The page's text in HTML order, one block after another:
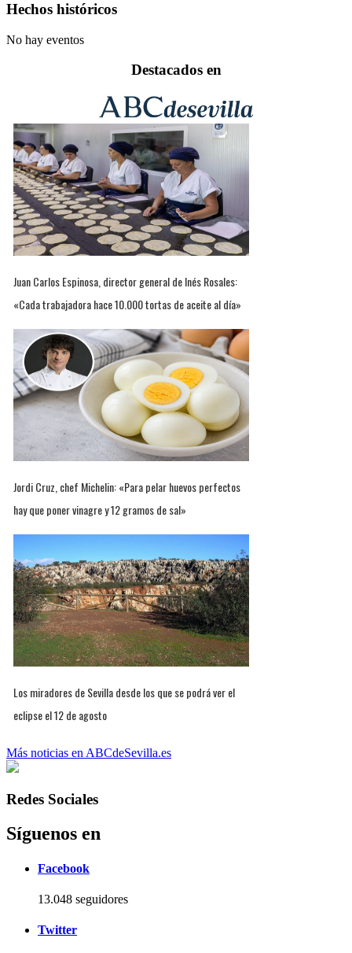
Hechos históricos
No hay eventos
Destacados en
Juan Carlos Espinosa, director general de Inés Rosales:
«Cada trabajadora hace 10.000 tortas de aceite al día»
Jordi Cruz, chef Michelin: «Para pelar huevos perfectos
hay que poner vinagre y 12 gramos de sal»
Los miradores de Sevilla desde los que se podrá ver el
eclipse el 12 de agosto
Más noticias en ABCdeSevilla.es
Redes Sociales
Síguenos en
Facebook
13.048 seguidores
Twitter